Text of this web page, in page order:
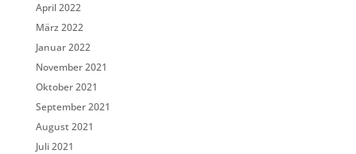
April 2022
März 2022
Januar 2022
November 2021
Oktober 2021
September 2021
August 2021
Juli 2021